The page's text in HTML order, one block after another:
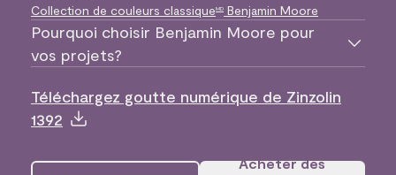
Collection de couleurs classiqueMD Benjamin Moore
Pourquoi choisir Benjamin Moore pour
vos projets?
Téléchargez goutte numérique de Zinzolin
1392
Acheter des